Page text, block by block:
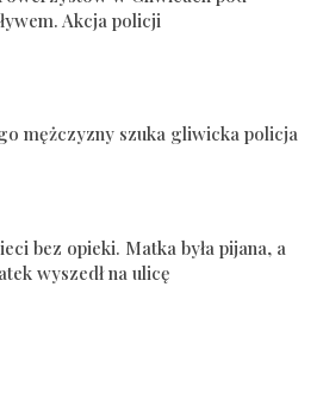
Akcja policji
mężczyzny szuka gliwicka policja
bez opieki. Matka była pijana, a
wyszedł na ulicę